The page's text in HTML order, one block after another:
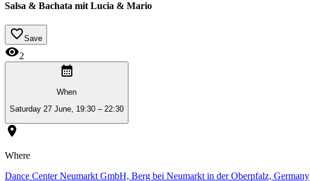
Salsa & Bachata mit Lucia & Mario
Save
2
When
Saturday 27 June, 19:30 – 22:30
Where
Dance Center Neumarkt GmbH, Berg bei Neumarkt in der Oberpfalz, Germany